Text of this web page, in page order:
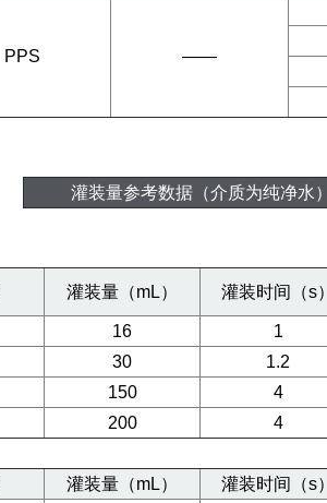
PPS ——
灌装量参考数据（介质为纯净水）
灌装量（mL） 灌装时间（s）
16 1
30 1.2
150 4
200 4
灌装量（mL） 灌装时间（s）